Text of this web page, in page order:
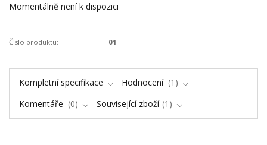
Momentálně není k dispozici
Číslo produktu: 01
Kompletní specifikace Hodnocení
1
Komentáře
0 Související zboží 1